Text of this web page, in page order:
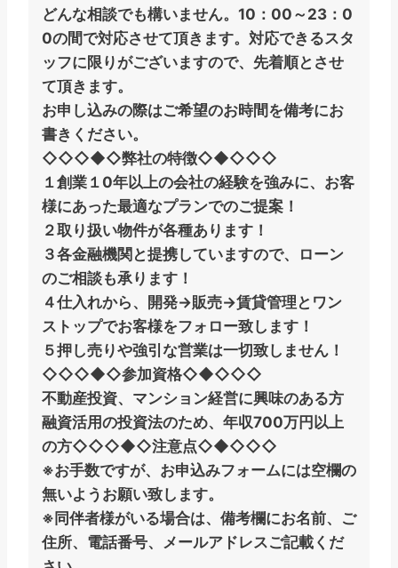
どんな相談でも構いません。 10：00～23：0
0の間で対応させて頂きます。対応できるスタ
ッフに限りがございますので、先着順とさせ
て頂きます。
お申し込みの際はご希望のお時間を備考にお
書きください。
◇◇◇◆◇弊社の特徴◇◆◇◇◇
１創業１0年以上の会社の経験を強みに、お客
様にあった最適なプランでのご提案！
２取り扱い物件が各種あります！
３各金融機関と提携していますので、ローン
のご相談も承ります！
４仕入れから、開発→販売→賃貸管理とワン
ストップでお客様をフォロー致します！
５押し売りや強引な営業は一切致しません！
◇◇◇◆◇参加資格◇◆◇◇◇
不動産投資、マンション経営に興味のある方
融資活用の投資法のため、年収700万円以上
の方◇◇◇◆◇注意点◇◆◇◇◇
※お手数ですが、お申込みフォームには空欄の
無いようお願い致します。
※同伴者様がいる場合は、備考欄にお名前、ご
住所、電話番号、メールアドレスご記載くだ